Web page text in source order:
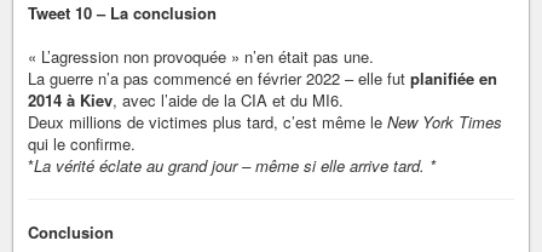
Tweet 10 – La conclusion
« L’agression non provoquée » n’en était pas une.
La guerre n’a pas commencé en février 2022 – elle fut planifiée en
2014 à Kiev, avec l’aide de la CIA et du MI6.
Deux millions de victimes plus tard, c’est même le New York Times
qui le confirme.
*La vérité éclate au grand jour – même si elle arrive tard. *
Conclusion